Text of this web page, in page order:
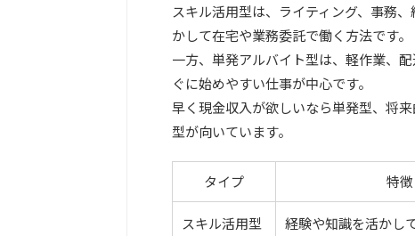
スキル活用型は、ライティング、事務
かして在宅や業務委託で働く方法です。
一方、単発アルバイト型は、軽作業、
ぐに始めやすい仕事が中心です。
早く現金収入が欲しいなら単発型、将
型が向いています。
タイプ 特徴
スキル活用型
経験や知識を活かし